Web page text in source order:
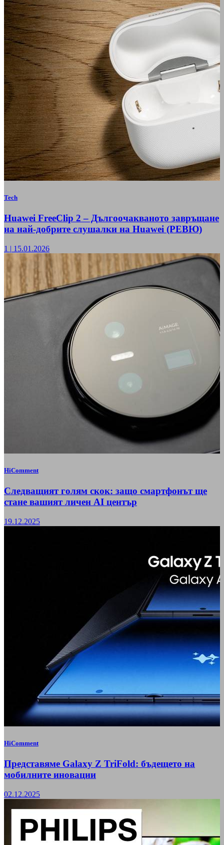
Tech
Huawei FreeClip 2 – Дългоочакваното завръщане
на най-добрите слушалки на Huawei (РЕВЮ)
1 | 15.01.2026
HiComment
Следващият голям скок: защо смартфонът ще
стане вашият личен AI център
19.12.2025
HiComment
Представяме Galaxy Z TriFold: бъдещето на
мобилните иновации
02.12.2025